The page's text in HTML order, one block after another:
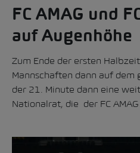
FC AMAG und
auf Augenhöhe
Zum Ende der ersten
Mannschaften dann auf dem
der 21. Minute dann eine
Nationalrat, die der FC